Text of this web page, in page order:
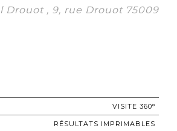
Drouot , 9, rue Drouot 75009
VISITE 360°
RÉSULTATS IMPRIMABLES